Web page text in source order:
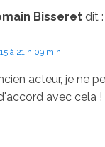
Bisseret dit :
à 21 h 09 min
acteur, je ne
avec cela !